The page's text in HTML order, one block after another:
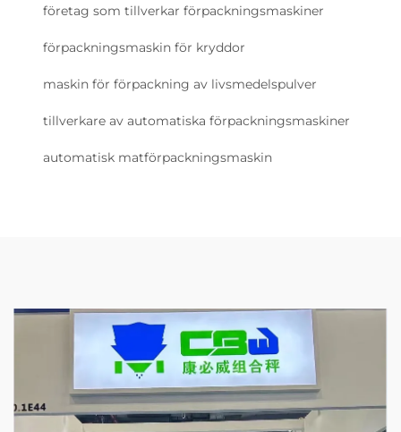
företag som tillverkar förpackningsmaskiner
förpackningsmaskin för kryddor
maskin för förpackning av livsmedelspulver
tillverkare av automatiska förpackningsmaskiner
automatisk matförpackningsmaskin